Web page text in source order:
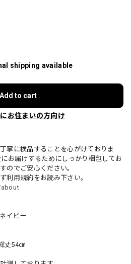
shipping available
Add to cart
お住まいの方向け
寧に検品することを心がけておりま
お届けするためにしっかり梱包してお
のでご安心ください。
利用規約をお読み下さい。
イビー
丈54㎝